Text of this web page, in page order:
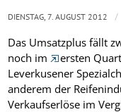
Das Umsatzplus fällt
noch im
ersten
Leverkusener
anderem der
Verkaufserlöse im
DIENSTAG, 7. AUGUST 2012 /